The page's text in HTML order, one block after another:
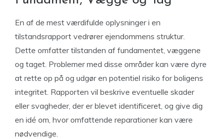
En af de mest værdifulde oplysninger i en
tilstandsrapport vedrører ejendommens struktur.
Dette omfatter tilstanden af fundamentet, væggene
og taget. Problemer med disse områder kan være dyre
at rette op på og udgør en potentiel risiko for boligens
integritet. Rapporten vil beskrive eventuelle skader
eller svagheder, der er blevet identificeret, og give dig
en idé om, hvor omfattende reparationer kan være
nødvendige.